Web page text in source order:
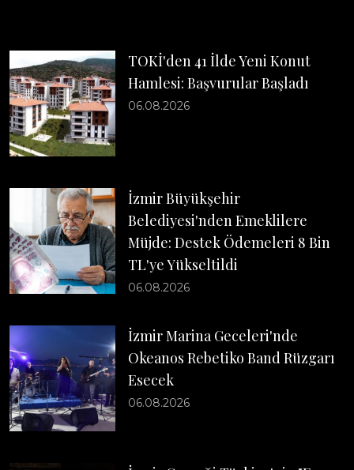
TOKİ'den 41 İlde Yeni Konut
Hamlesi: Başvurular Başladı
06.08.2026
İzmir Büyükşehir
Belediyesi'nden Emeklilere
Müjde: Destek Ödemeleri 8 Bin
TL'ye Yükseltildi
06.08.2026
İzmir Marina Geceleri'nde
Okeanos Rebetiko Band Rüzgarı
Esecek
06.08.2026